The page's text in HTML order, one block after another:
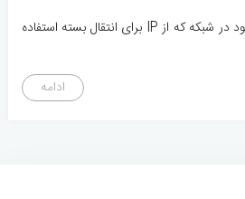
از مهمترین پروتکل های موجود در شبکه که از IP برای انتقال بسته استفاده
ادامه